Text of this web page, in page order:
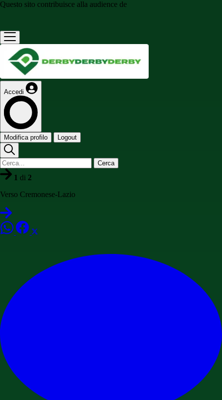
Questo sito contribuisce alla audience de
Accedi
Modifica profilo Logout
Cerca
1 di 2
Verso Cremonese-Lazio